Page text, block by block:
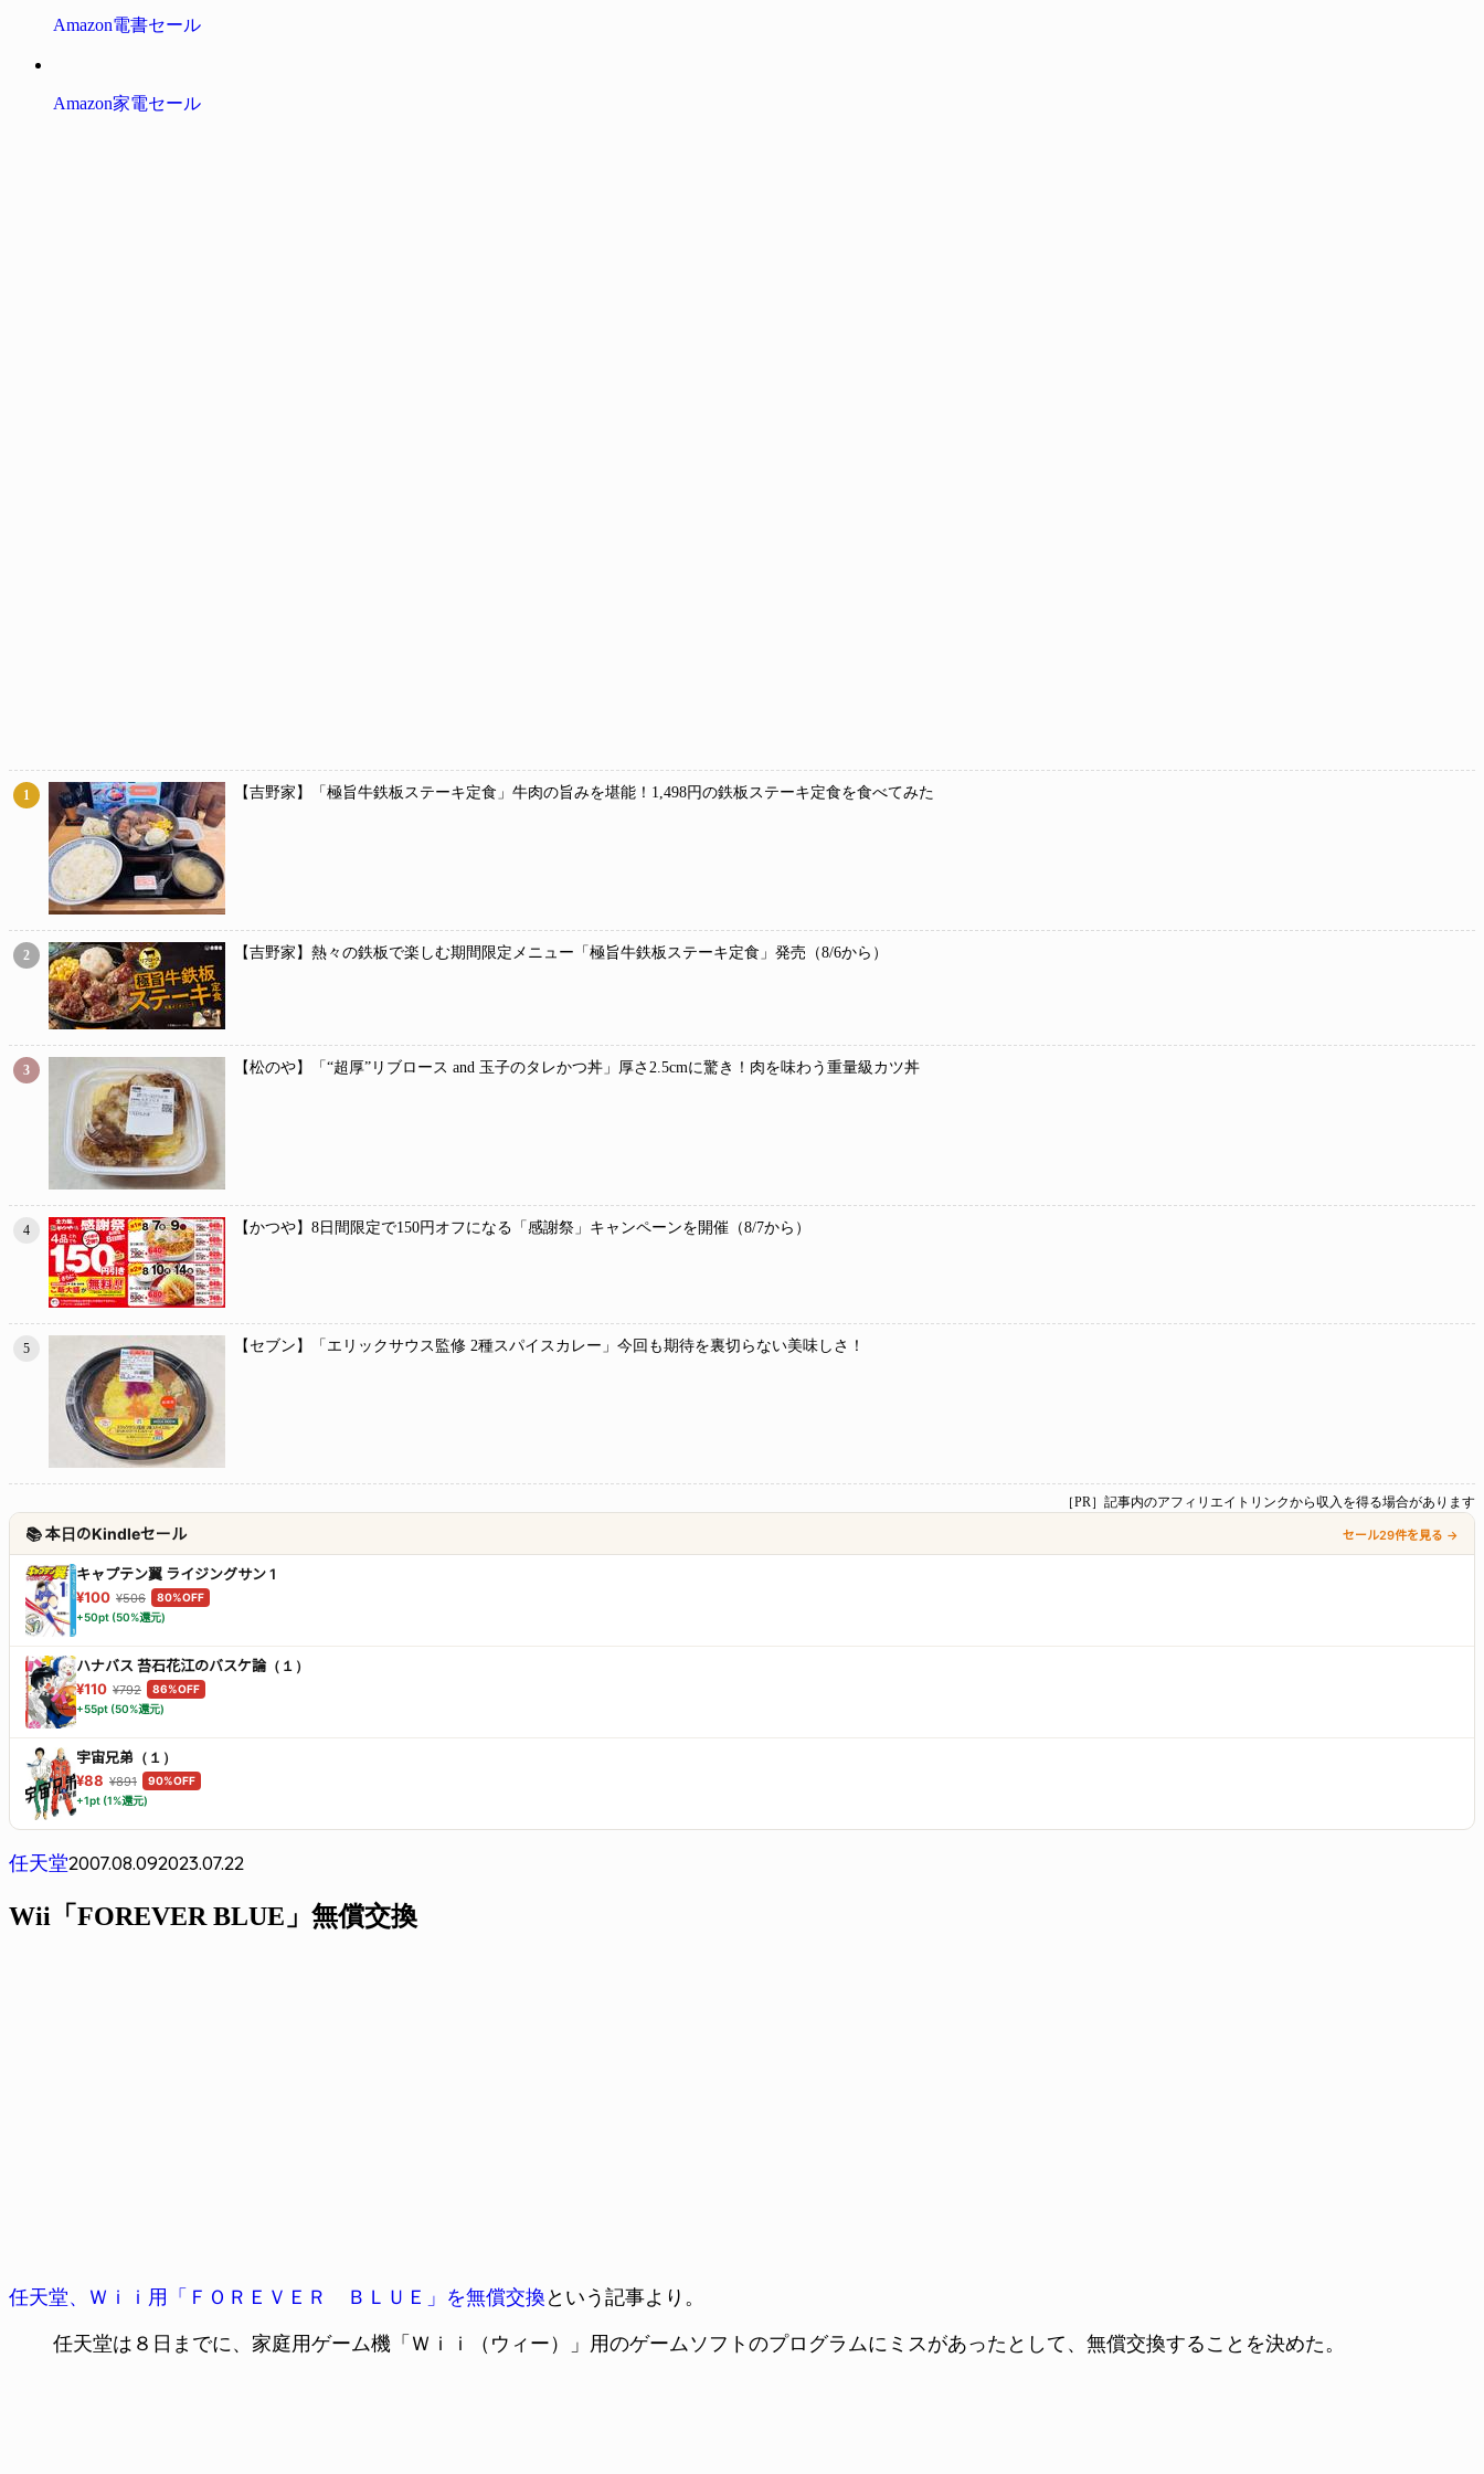
Amazon電書セール
Amazon家電セール
1 【吉野家】「極旨牛鉄板ステーキ定食」牛肉の旨みを堪能！1,498円の鉄板ステーキ定食を食べてみた
2 【吉野家】熱々の鉄板で楽しむ期間限定メニュー「極旨牛鉄板ステーキ定食」発売（8/6から）
3 【松のや】「“超厚”リブロース and 玉子のタレかつ丼」厚さ2.5cmに驚き！肉を味わう重量級カツ丼
4 【かつや】8日間限定で150円オフになる「感謝祭」キャンペーンを開催（8/7から）
5 【セブン】「エリックサウス監修 2種スパイスカレー」今回も期待を裏切らない美味しさ！
［PR］記事内のアフィリエイトリンクから収入を得る場合があります
📚 本日のKindleセール セール29件を見る →
キャプテン翼 ライジングサン 1
¥100 ¥506
80%OFF
+50pt (50%還元)
ハナバス 苔石花江のバスケ論（１）
¥110 ¥792
86%OFF
+55pt (50%還元)
宇宙兄弟（１）
¥88 ¥891
90%OFF
+1pt (1%還元)
任天堂2007.08.092023.07.22
Wii「FOREVER BLUE」無償交換
任天堂、Ｗｉｉ用「ＦＯＲＥＶＥＲ ＢＬＵＥ」を無償交換 という記事より。
任天堂は８日までに、家庭用ゲーム機「Ｗｉｉ（ウィー）」用のゲームソフトのプログラムにミスがあったとして、無償交換することを決めた。